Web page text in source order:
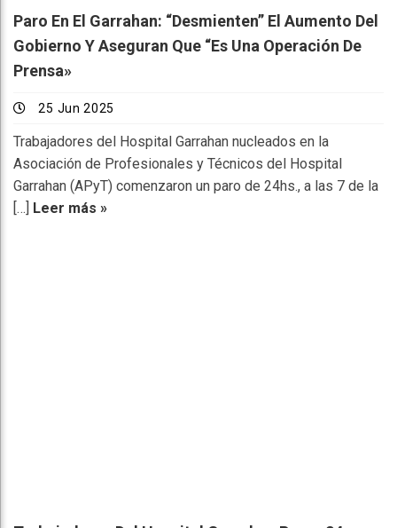
Paro En El Garrahan: “Desmienten” El Aumento Del
Gobierno Y Aseguran Que “es Una Operación De
Prensa»
25 Jun 2025
Trabajadores del Hospital Garrahan nucleados en la
Asociación de Profesionales y Técnicos del Hospital
Garrahan (APyT) comenzaron un paro de 24hs., a las 7 de la
[…] Leer más »